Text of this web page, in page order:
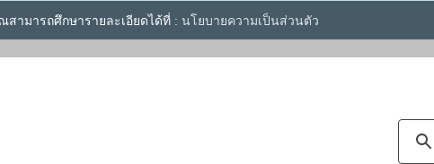
ามารถศึกษารายละเอียดได้ที่ : นโยบายความเป็นส่วนตัว